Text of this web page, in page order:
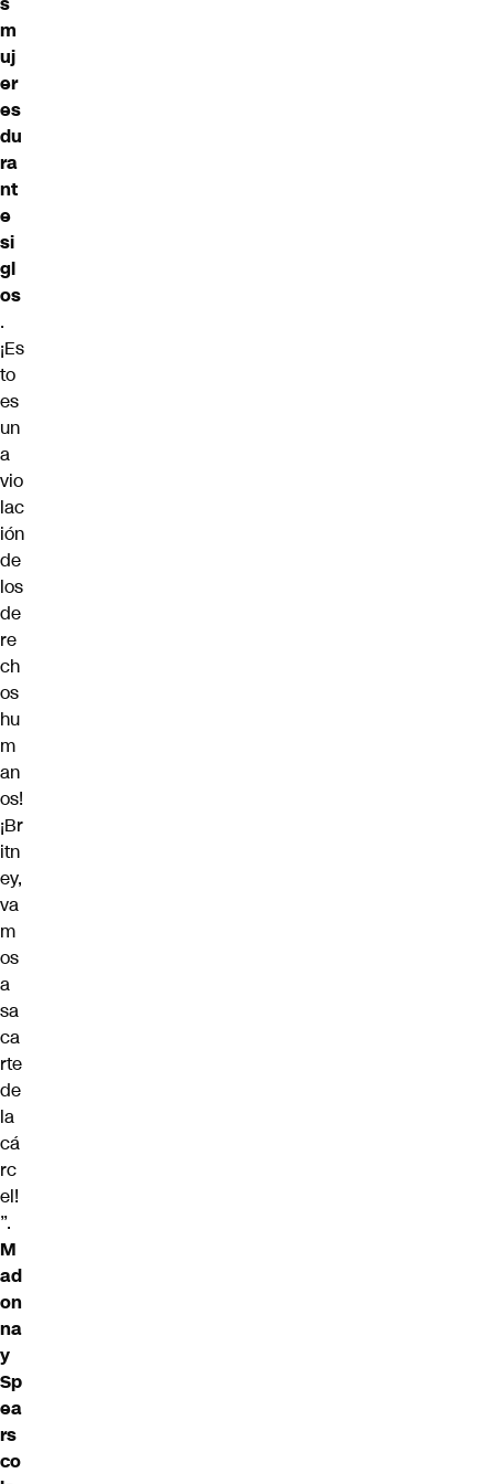
m
uj
er
es
du
ra
nt
e
si
gl
os
.
¡Es
to
es
un
a
vio
lac
ión
de
los
de
re
ch
os
hu
m
an
os!
¡Br
itn
ey,
va
m
os
a
sa
ca
rte
de
la
cá
rc
el!
”.
M
ad
on
na
y
Sp
ea
rs
co